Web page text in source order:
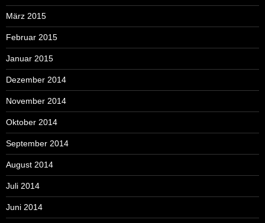
März 2015
Februar 2015
Januar 2015
Dezember 2014
November 2014
Oktober 2014
September 2014
August 2014
Juli 2014
Juni 2014